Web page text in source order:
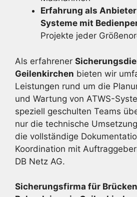
Erfahrung als
Systeme mit
Projekte jeder
Als erfahrener
Geilenkirchen bieten wir
Leistungen rund um die
und Wartung von ATWS-
speziell geschulten Teams
nur die technische
die vollständige
Koordination mit
DB Netz AG.
Sicherungsfirma für